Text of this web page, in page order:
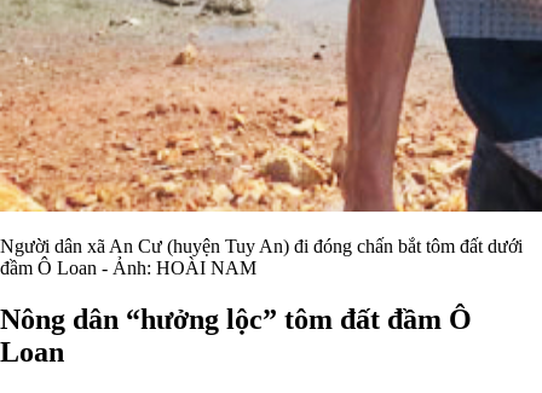
Người dân xã An Cư (huyện Tuy An) đi đóng chấn bắt tôm đất dưới
đầm Ô Loan - Ảnh: HOÀI NAM
Nông dân “hưởng lộc” tôm đất đầm Ô
Loan